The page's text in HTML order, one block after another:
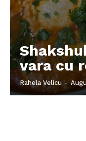
vara cu
Rahela Velicu -